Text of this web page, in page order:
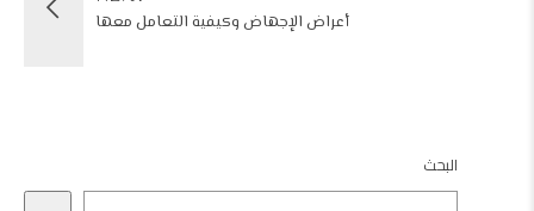
أعراض الإجهاض وكيفية التعامل معها
البحث